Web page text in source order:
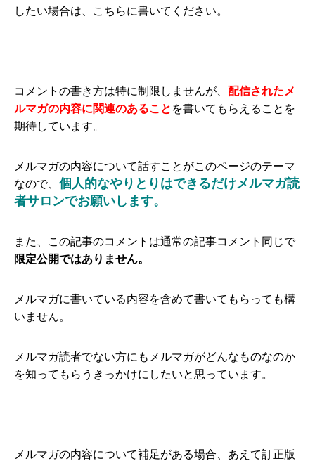
したい場合は、こちらに書いてください。
コメントの書き方は特に制限しませんが、 配信されたメ
ルマガの内容に関連のあること を書いてもらえることを
期待しています。
メルマガの内容について話すことがこのページのテーマ
なので、 個人的なやりとりはできるだけメルマガ読
者サロンでお願いします。
また、この記事のコメントは通常の記事コメント同じで
限定公開ではありません。
メルマガに書いている内容を含めて書いてもらっても構
いません。
メルマガ読者でない方にもメルマガがどんなものなのか
を知ってもらうきっかけにしたいと思っています。
メルマガの内容について補足がある場合、あえて訂正版